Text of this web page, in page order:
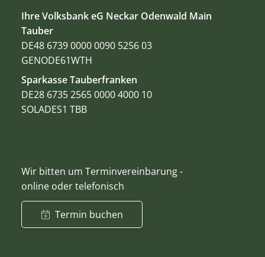
Ihre Volksbank eG Neckar Odenwald Main
Tauber
DE48 6739 0000 0090 5256 03
GENODE61WTH
Sparkasse Tauberfranken
DE28 6735 2565 0000 4000 10
SOLADES1 TBB
Wir bitten um Terminvereinbarung -
online oder telefonisch
Termin buchen